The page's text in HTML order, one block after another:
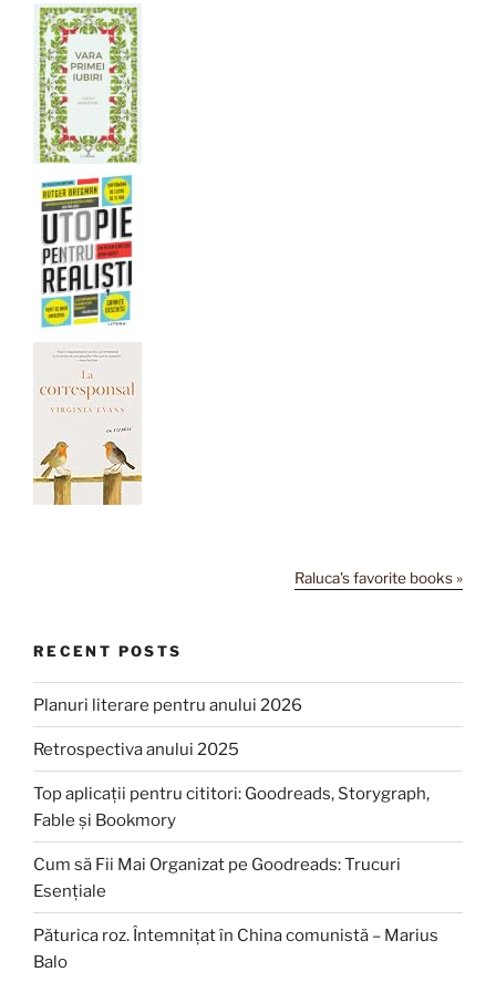
Raluca's favorite books »
RECENT POSTS
Planuri literare pentru anului 2026
Retrospectiva anului 2025
Top aplicații pentru cititori: Goodreads, Storygraph,
Fable și Bookmory
Cum să Fii Mai Organizat pe Goodreads: Trucuri
Esențiale
Păturica roz. Întemnițat în China comunistă – Marius
Balo